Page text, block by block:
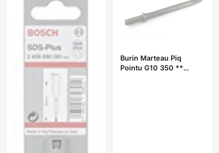
Burin Marteau Piq
Pointu G10 350 **